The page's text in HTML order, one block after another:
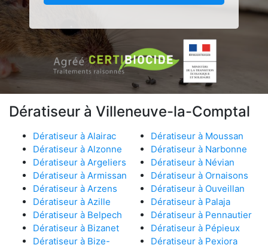
Dératiseur à Villeneuve-la-Comptal
Dératiseur à Alairac
Dératiseur à Alzonne
Dératiseur à Argeliers
Dératiseur à Armissan
Dératiseur à Arzens
Dératiseur à Azille
Dératiseur à Belpech
Dératiseur à Bizanet
Dératiseur à Bize-
Dératiseur à Moussan
Dératiseur à Narbonne
Dératiseur à Névian
Dératiseur à Ornaisons
Dératiseur à Ouveillan
Dératiseur à Palaja
Dératiseur à Pennautier
Dératiseur à Pépieux
Dératiseur à Pexiora